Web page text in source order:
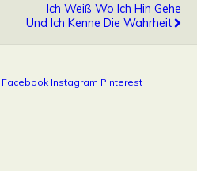
Ich Weiß Wo Ich Hin Gehe
Und Ich Kenne Die Wahrheit
Facebook Instagram Pinterest